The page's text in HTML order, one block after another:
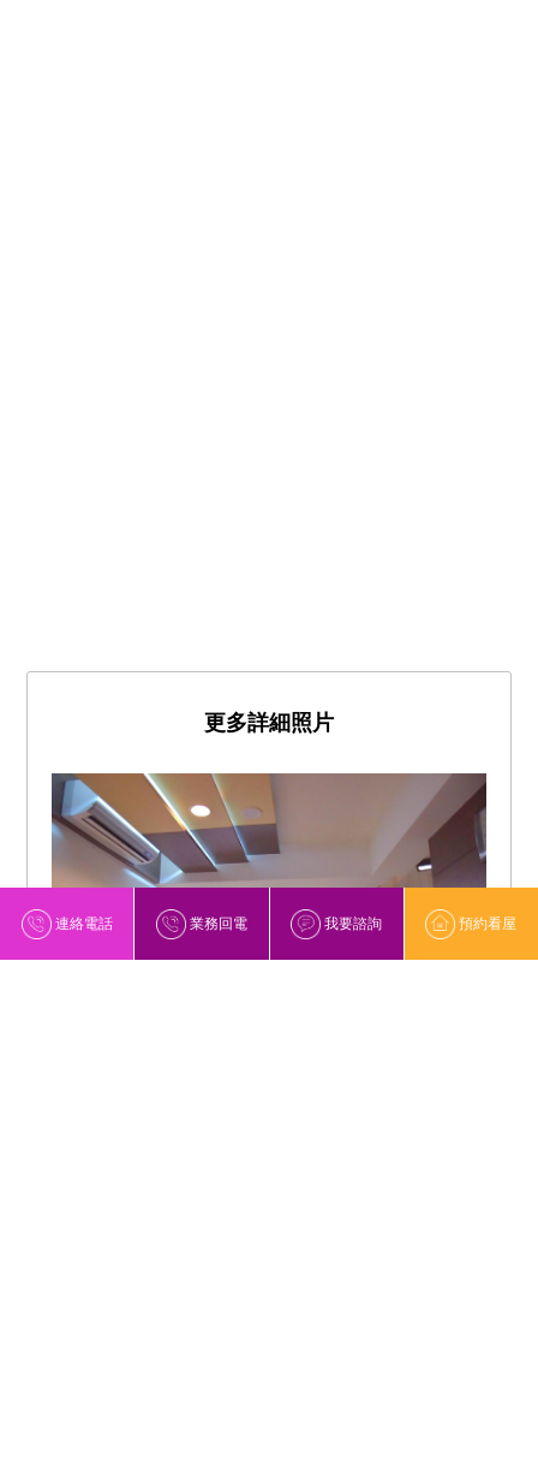
更多詳細照片
連絡電話 業務回電 我要諮詢 預約看屋